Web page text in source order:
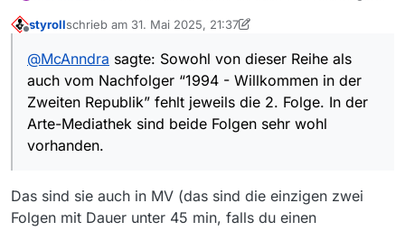
jeweils die 2. Folge. In der Arte-Mediathek sind
styrollschrieb am 31. Mai 2025, 21:37
zuletzt editiert von styroll 6. Feb. 2025, 21:06
@McAnndra sagte: Sowohl von dieser Reihe als
auch vom Nachfolger “1994 - Willkommen in der
Zweiten Republik” fehlt jeweils die 2. Folge. In der
Arte-Mediathek sind beide Folgen sehr wohl
vorhanden.
Das sind sie auch in MV (das sind die einzigen zwei
Folgen mit Dauer unter 45 min, falls du einen